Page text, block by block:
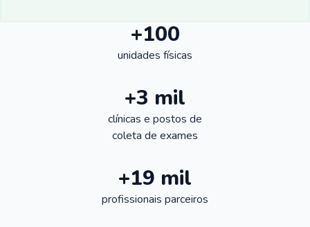
+100
unidades físicas
+3 mil
clínicas e postos de
coleta de exames
+19 mil
profissionais parceiros